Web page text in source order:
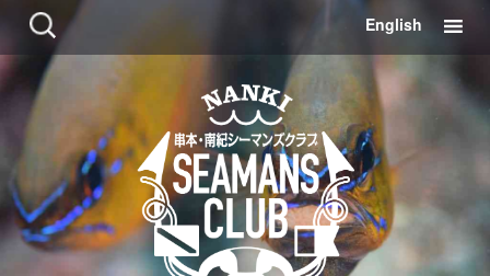
検
索:
コ
ン
ツ
に
English